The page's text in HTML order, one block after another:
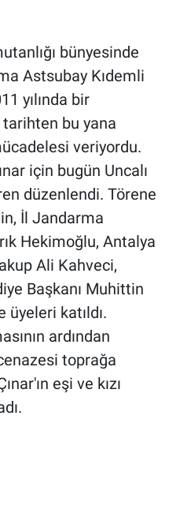
bünyesinde
Astsubay Kıdemli
yılında bir
bu yana
veriyordu.
için bugün Uncalı
düzenlendi. Törene
İl Jandarma
Hekimoğlu, Antalya
Ali Kahveci,
Başkanı Muhittin
katıldı.
ardından
toprağa
eşi ve kızı